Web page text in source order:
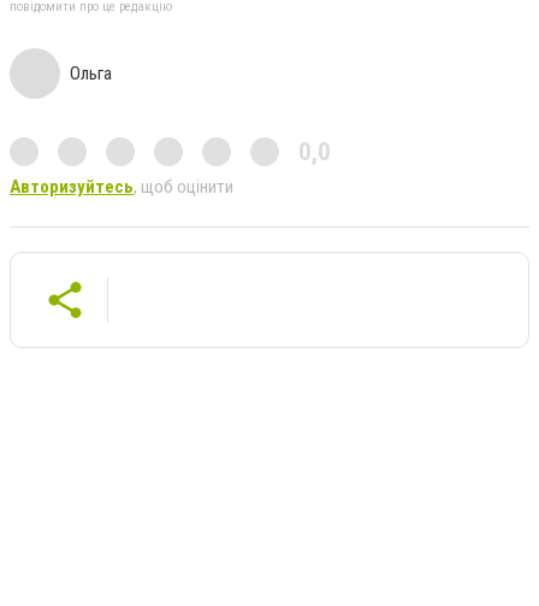
повідомити про це редакцію
Ольга
0,0
Авторизуйтесь, щоб оцінити